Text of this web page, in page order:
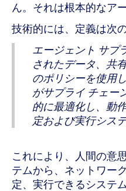
ん。それは根本的なア
技術的には、定義は次
エージェント サプ
されたデータ、共
のポリシーを使用
がサプライ チェー
的に最適化し、動
定および実行シス
これにより、人間の意
テムから、ネットワー
定、実行できるシステ